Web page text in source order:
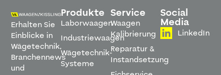
Erhalten Sie
Einblicke in
Wägetechnik,
Branchennews
und
Produkte
Laborwaagen
Industriewaagen
Wägetechnik-
Systeme
Service
Waagen
Kalibrierung
Reparatur &
Instandsetzung
Social
Media
LinkedIn